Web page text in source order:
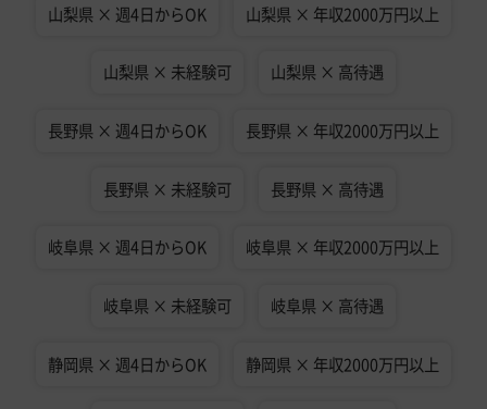
山梨県 × 週4日からOK 山梨県 × 年収2000万円以上
山梨県 × 未経験可 山梨県 × 高待遇
長野県 × 週4日からOK 長野県 × 年収2000万円以上
長野県 × 未経験可 長野県 × 高待遇
岐阜県 × 週4日からOK 岐阜県 × 年収2000万円以上
岐阜県 × 未経験可 岐阜県 × 高待遇
静岡県 × 週4日からOK 静岡県 × 年収2000万円以上